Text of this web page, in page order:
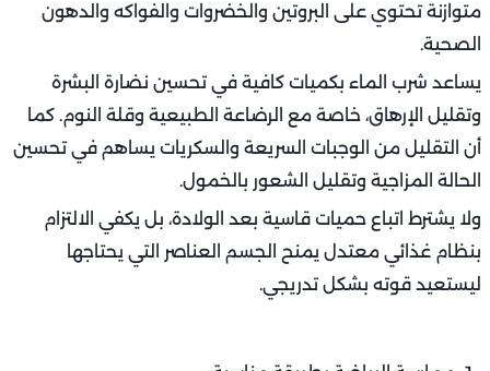
متوازنة تحتوي على البروتين والخضروات والفواكه والدهون
الصحية.
يساعد شرب الماء بكميات كافية في تحسين نضارة البشرة
وتقليل الإرهاق، خاصة مع الرضاعة الطبيعية وقلة النوم. كما
أن التقليل من الوجبات السريعة والسكريات يساهم في تحسين
الحالة المزاجية وتقليل الشعور بالخمول.
ولا يشترط اتباع حميات قاسية بعد الولادة، بل يكفي الالتزام
بنظام غذائي معتدل يمنح الجسم العناصر التي يحتاجها
ليستعيد قوته بشكل تدريجي.